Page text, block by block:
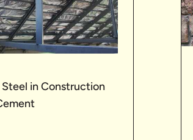
Steel in Construction